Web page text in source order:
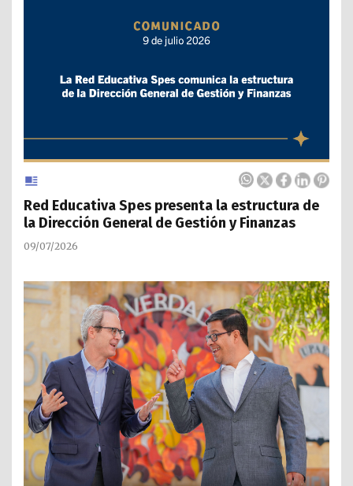
Red Educativa Spes presenta la estructura de
la Dirección General de Gestión y Finanzas
09/07/2026